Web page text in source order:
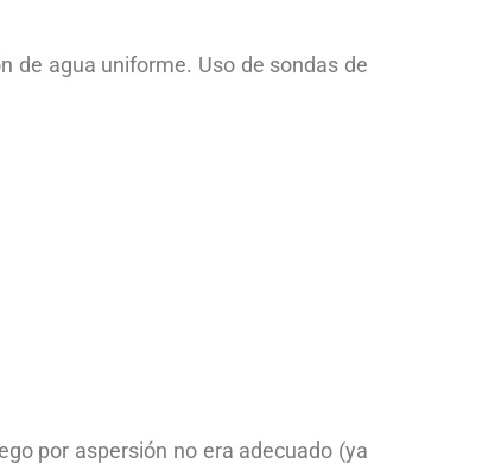
de agua uniforme. Uso de sondas de
por aspersión no era adecuado (ya